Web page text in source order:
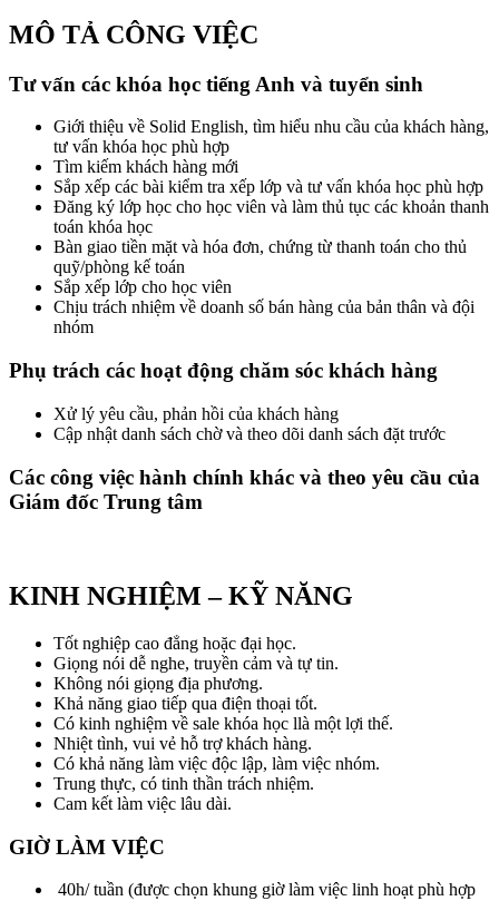
MÔ TẢ CÔNG VIỆC
Tư vấn các khóa học tiếng Anh và tuyển sinh
Giới thiệu về Solid English, tìm hiểu nhu cầu của khách hàng,
tư vấn khóa học phù hợp
Tìm kiếm khách hàng mới
Sắp xếp các bài kiểm tra xếp lớp và tư vấn khóa học phù hợp
Đăng ký lớp học cho học viên và làm thủ tục các khoản thanh
toán khóa học
Bàn giao tiền mặt và hóa đơn, chứng từ thanh toán cho thủ
quỹ/phòng kế toán
Sắp xếp lớp cho học viên
Chịu trách nhiệm về doanh số bán hàng của bản thân và đội
nhóm
Phụ trách các hoạt động chăm sóc khách hàng
Xử lý yêu cầu, phản hồi của khách hàng
Cập nhật danh sách chờ và theo dõi danh sách đặt trước
Các công việc hành chính khác và theo yêu cầu của
Giám đốc Trung tâm
KINH NGHIỆM – KỸ NĂNG
Tốt nghiệp cao đẳng hoặc đại học.
Giọng nói dễ nghe, truyền cảm và tự tin.
Không nói giọng địa phương.
Khả năng giao tiếp qua điện thoại tốt.
Có kinh nghiệm về sale khóa học llà một lợi thế.
Nhiệt tình, vui vẻ hỗ trợ khách hàng.
Có khả năng làm việc độc lập, làm việc nhóm.
Trung thực, có tinh thần trách nhiệm.
Cam kết làm việc lâu dài.
GIỜ LÀM VIỆC
40h/ tuần (được chọn khung giờ làm việc linh hoạt phù hợp